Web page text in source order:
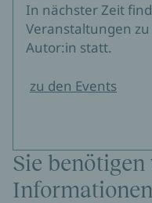
In nächster Zeit
Veranstaltungen
Autor:in statt.
zu den Events
Sie